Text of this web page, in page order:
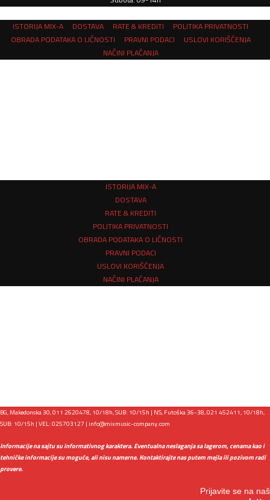
ISTORIJA MIX-A DOSTAVA RATE & KREDITI
POLITIKA PRIVATNOSTI
OBRADA PODATAKA O LIČNOSTI
PRAVNI PODACI
USLOVI KORIŠĆENJA
NAČINI PLAĆANJA
ISTORIJA MIX-A
DOSTAVA
RATE & KREDITI
POLITIKA PRIVATNOSTI
OBRADA PODATAKA O LIČNOSTI
PRAVNI PODACI
USLOVI KORIŠĆENJA
NAČINI PLAĆANJA
BG, Makedonska 30, 011 2620478, 10/18h, SUB: 10/15h | NS, Futoška 36-38, 021 452411, 10/18h,
SUB: 10/15h | VEL: 025703127 | info@mixmusic-company.com
Informacije na sajtu su informativnog karaktera. Eventualna neslaganja sa lagerom, cenama kao i
tehničke informacije su moguće, ali nisu namerne. Kontaktirajte nas putem mejla ili pozivom radi
provere.
Prijavite se na naš